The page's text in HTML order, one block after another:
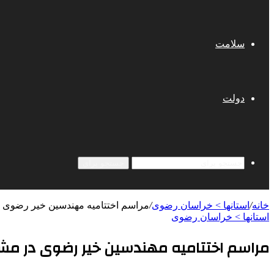
سلامت
دولت
خانه/ استانها > خراسان رضوی/مراسم اختتامیه مهندسین خیر
استانها > خراسان رضوی
مراسم اختتامیه مهندسین خیر رضوی در